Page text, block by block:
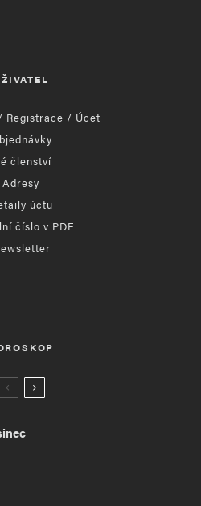
Registrace / Účet
členství
Adresy
účtu
číslo v PDF